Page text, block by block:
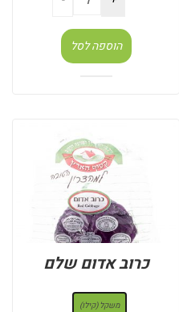
הוספה לסל
כרוב אדום שלם
משקל (קילו)